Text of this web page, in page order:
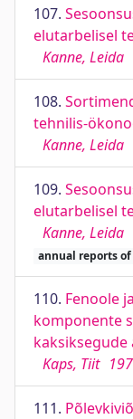
107.
elutarbelisel
Kanne, Leida
108.
tehnilis-
Kanne, Leida
109.
elutarbelisel
Kanne, Leida
annual reports
110. Fenoole
komponente
Kaps, Tiit
111.